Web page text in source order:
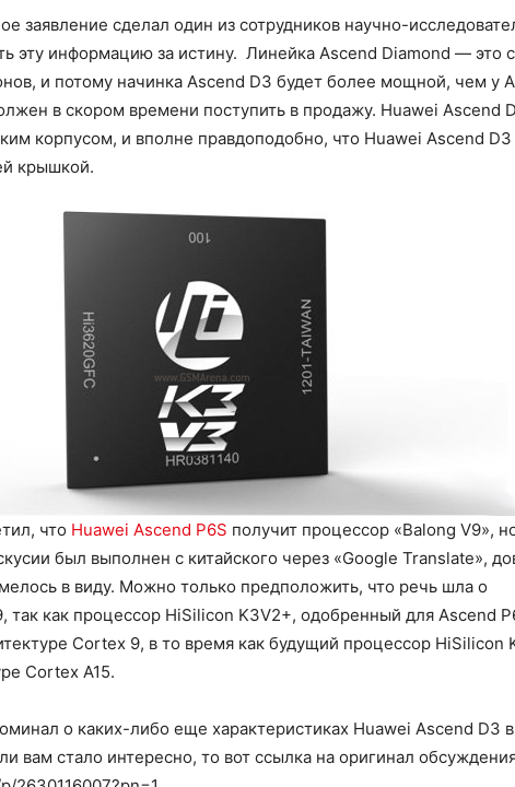
заявление сделал один из сотрудников научно-
эту информацию за истину. Линейка Ascend Diamond — это
и потому начинка Ascend D3 будет более мощной, чем у
в скором времени поступить в продажу. Huawei Ascend
корпусом, и вполне правдоподобно, что Huawei Ascend
крышкой.
что Huawei Ascend P6S получит процессор «Balong V9»,
был выполнен с китайского через «Google Translate»,
в виду. Можно только предположить, что речь шла о
так как процессор HiSilicon K3V2+, одобренный для Ascend
Cortex 9, в то время как будущий процессор HiSilicon
Cortex A15.
о каких-либо еще характеристиках Huawei Ascend D3
вам стало интересно, то вот ссылка на оригинал